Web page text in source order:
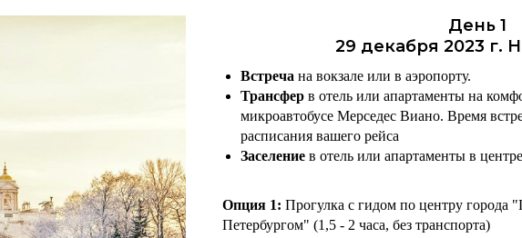
День 1
29 декабря 2023 г.
Встреча на вокзале или в аэропорту.
Трансфер в отель или апартаменты на
микроавтобусе Мерседес Виано. Время
расписания вашего рейса
Заселение в отель или апартаменты в
Опция 1: Прогулка с гидом по центру города
Петербургом" (1,5 - 2 часа, без транспорта)